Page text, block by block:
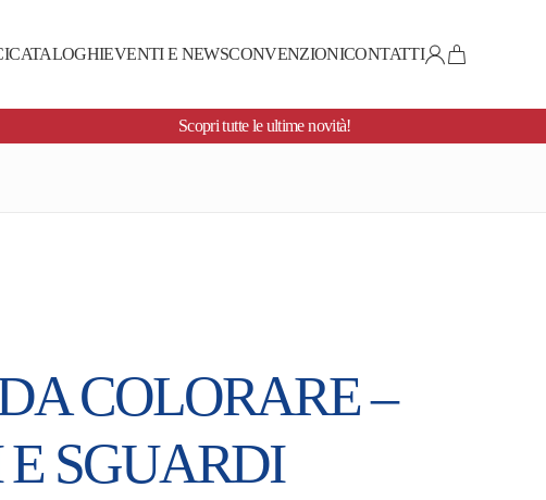
CATALOGHIEVENTI E NEWSCONVENZIONICONTATTI
Scopri tutte le ultime novità!
COLORARE –
SGUARDI